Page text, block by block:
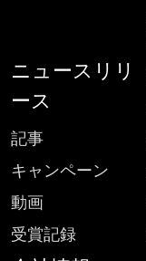
ニュースリリ
ース
記事
キャンペーン
動画
受賞記録